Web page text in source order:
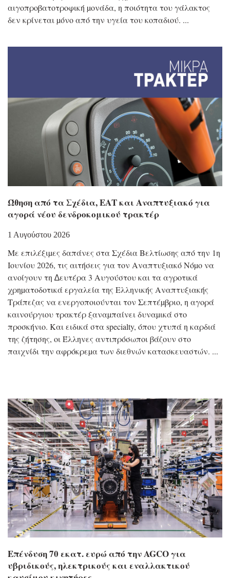
αιγοπροβατοτροφική µονάδα, η ποιότητα του γάλακτος
δεν κρίνεται µόνο από την υγεία του κοπαδιού.
Ώθηση από τα Σχέδια, ΕΑΤ και Αναπτυξιακό για
αγορά νέου δενδροκομικού τρακτέρ
1 Αυγούστου 2026
Με επιλέξιµες δαπάνες στα Σχέδια Βελτίωσης από την 1η
Ιουνίου 2026, τις αιτήσεις για τον Αναπτυξιακό Νόµο να
ανοίγουν τη ∆ευτέρα 3 Αυγούστου και τα αγροτικά
χρηµατοδοτικά εργαλεία της Ελληνικής Αναπτυξιακής
Τράπεζας να ενεργοποιούνται τον Σεπτέµβριο, η αγορά
καινούργιου τρακτέρ ξαναµπαίνει δυναµικά στο
προσκήνιο. Και ειδικά στα specialty, όπου χτυπά η καρδιά
της ζήτησης, οι Έλληνες αντιπρόσωποι βάζουν στο
παιχνίδι την αφρόκρεµα των διεθνών κατασκευαστών.
Επένδυση 70 εκατ. ευρώ από την AGCO για
υβριδικούς, ηλεκτρικούς και εναλλακτικού